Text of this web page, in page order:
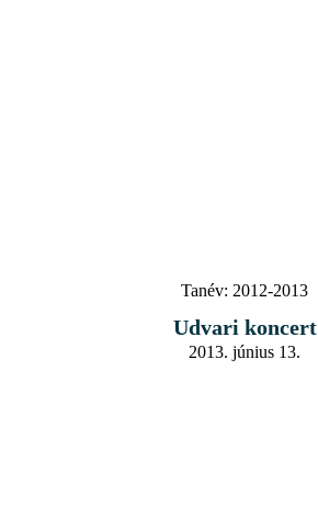
Tanév: 2012-2013
Udvari koncert
2013. június 13.